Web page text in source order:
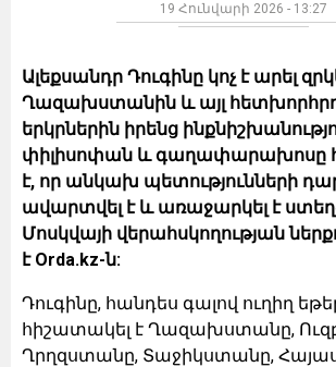
19 Հունվարի 2026 - 13:27
Ալեքսանդր Դուգինը կոչ է արել
Ղազախստանին և այլ
երկրներին իրենց
փիլիսոփան և գաղափարախոսը
է, որ անկախ պետությունների
ավարտվել է և առաջարկել է
Մոսկվայի վերահսկողության
է Orda.kz-ն:
Դուգինը, հանդես գալով ուղիղ
հիշատակել է Ղազախստանը,
Ղրղզստանը, Տաջիկստանը,